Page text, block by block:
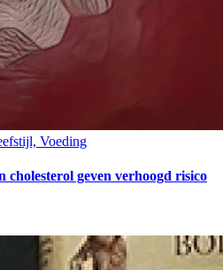
Voeding
cholesterol geven verhoogd risico